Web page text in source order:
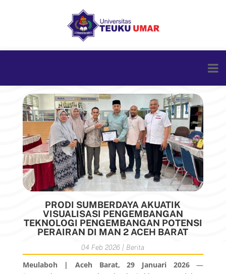
PRODI SUMBERDAYA AKUATIK
VISUALISASI PENGEMBANGAN
TEKNOLOGI PENGEMBANGAN POTENSI
PERAIRAN DI MAN 2 ACEH BARAT
04 Feb 2026 | Berita
Meulaboh | Aceh Barat, 29 Januari 2026
—